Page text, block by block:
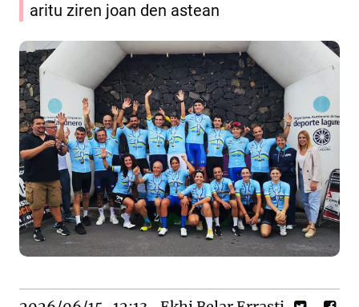
aritu ziren joan den astean